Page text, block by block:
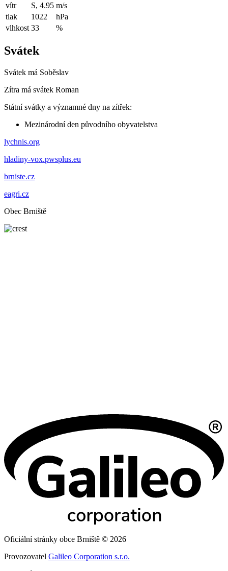
vítr
S, 4.95 m/s
tlak
1022
hPa
vlhkost 33 %
Svátek
Svátek má Soběslav
Zítra má svátek Roman
Státní svátky a významné dny na zítřek:
Mezinárodní den původního obyvatelstva
lychnis.org
hladiny-vox.pwsplus.eu
brniste.cz
eagri.cz
Obec Brniště
Oficiální stránky obce Brniště © 2026
Provozovatel Galileo Corporation s.r.o.